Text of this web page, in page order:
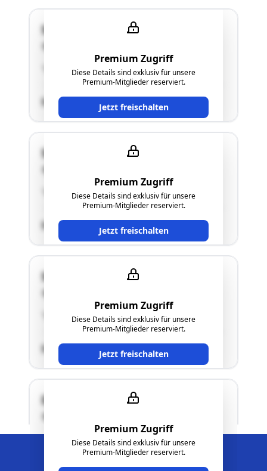
Edikte Alarm aktivieren
Premium Zugriff
Diese Details sind exklusiv für unsere
Premium-Mitglieder reserviert.
Jetzt freischalten
Schadendorfberg 15
"siehe Langgutachten"
SCHÄTZWERT
Premium Zugriff
Diese Details sind exklusiv für unsere
Premium-Mitglieder reserviert.
Jetzt freischalten
Schadendorfberg 15
"siehe Langgutachten"
SCHÄTZWERT
Premium Zugriff
Diese Details sind exklusiv für unsere
Premium-Mitglieder reserviert.
Jetzt freischalten
Schadendorfberg 15
"siehe Langgutachten"
SCHÄTZWERT
Premium Zugriff
Diese Details sind exklusiv für unsere
Premium-Mitglieder reserviert.
Doblegg 36 und 48
"Näheres siehe Langgutachten!"
Edikte Alarm aktivieren